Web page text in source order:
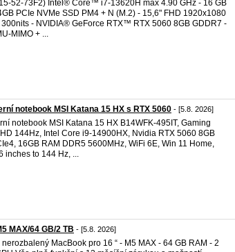
52-73F2) Intel® Core™ i7-13620H max 4.90 GHz - 16 GB
PCIe NVMe SSD PM4 + N (M.2) - 15,6" FHD 1920x1080
300nits - NVIDIA® GeForce RTX™ RTX 5060 8GB GDDR7 -
MIMO + ...
notebook MSI Katana 15 HX s RTX 5060 - [5.8. 2026]
notebook MSI Katana 15 HX B14WFK-495IT, Gaming
144Hz, Intel Core i9-14900HX, Nvidia RTX 5060 8GB
16GB RAM DDR5 5600MHz, WiFi 6E, Win 11 Home,
inches to 144 Hz, ...
MAX/64 GB/2 TB - [5.8. 2026]
MacBook pro 16 “ - M5 MAX - 64 GB RAM - 2